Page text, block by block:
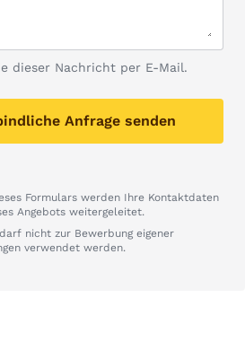
dieser Nachricht per E-Mail.
Anfrage senden
Formulars werden Ihre Kontaktdaten
Angebots weitergeleitet.
nicht zur Bewerbung eigener
verwendet werden.